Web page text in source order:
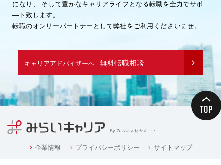
・業務を履行するため
・企業様へ各種連絡を行うため
（４）募集や採用に応募頂く方の情報
（５）当社従業者の情報
・人事や労務、福利厚生などの業務連絡のため
４．個人情報の委託について
当社は、業務を円滑に進める等の理由から、業務の一
部を外部に委託する際に、個人情報を委託す
る場合があります。ただし、委託先に開示するお客様
の個人情報は、当該業務の委託に必要となる
になり、
そして豊かなキャリアライフとなる転職を全力でサポ
―ト致します。
転職のオンリーパートナーとして弊社をご利用くださいませ。
キャリアアドバイザーへ 無料転職相談
企業情報 プライバシーポリシー サイトマップ